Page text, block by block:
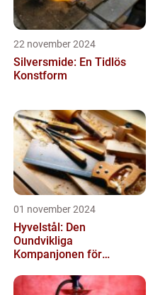
22 november 2024
Silversmide: En Tidlös
Konstform
01 november 2024
Hyvelstål: Den
Oundvikliga
Kompanjonen för